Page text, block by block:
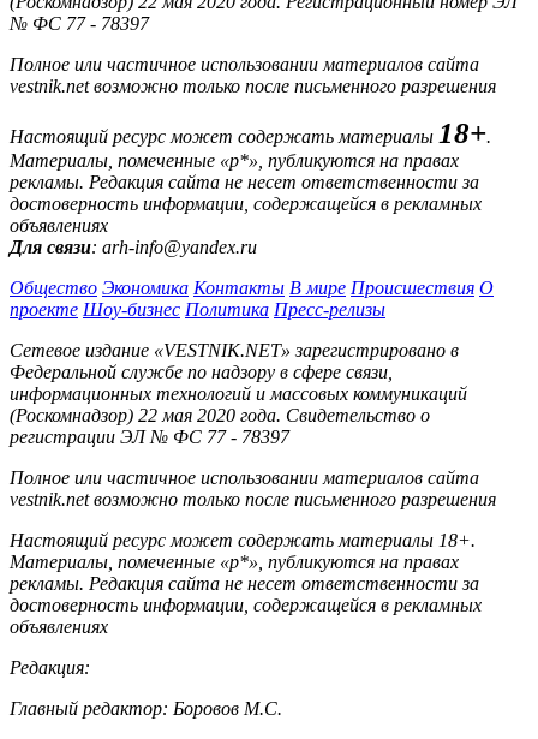
№ ФС 77 - 78397
Полное или частичное использовании материалов сайта
vestnik.net возможно только после письменного разрешения
Настоящий ресурс может содержать материалы 18+.
Материалы, помеченные «р*», публикуются на правах
рекламы. Редакция сайта не несет ответственности за
достоверность информации, содержащейся в рекламных
объявлениях
Для связи: arh-info@yandex.ru
Общество Экономика Контакты В мире Происшествия О
проекте Шоу-бизнес Политика Пресс-релизы
Сетевое издание «VESTNIK.NET» зарегистрировано в
Федеральной службе по надзору в сфере связи,
информационных технологий и массовых коммуникаций
(Роскомнадзор) 22 мая 2020 года. Свидетельство о
регистрации ЭЛ № ФС 77 - 78397
Полное или частичное использовании материалов сайта
vestnik.net возможно только после письменного разрешения
Настоящий ресурс может содержать материалы 18+.
Материалы, помеченные «р*», публикуются на правах
рекламы. Редакция сайта не несет ответственности за
достоверность информации, содержащейся в рекламных
объявлениях
Редакция:
Главный редактор: Боровов М.С.